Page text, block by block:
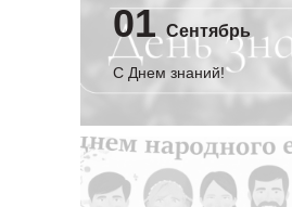
01 Сентябрь
C Днем знаний!